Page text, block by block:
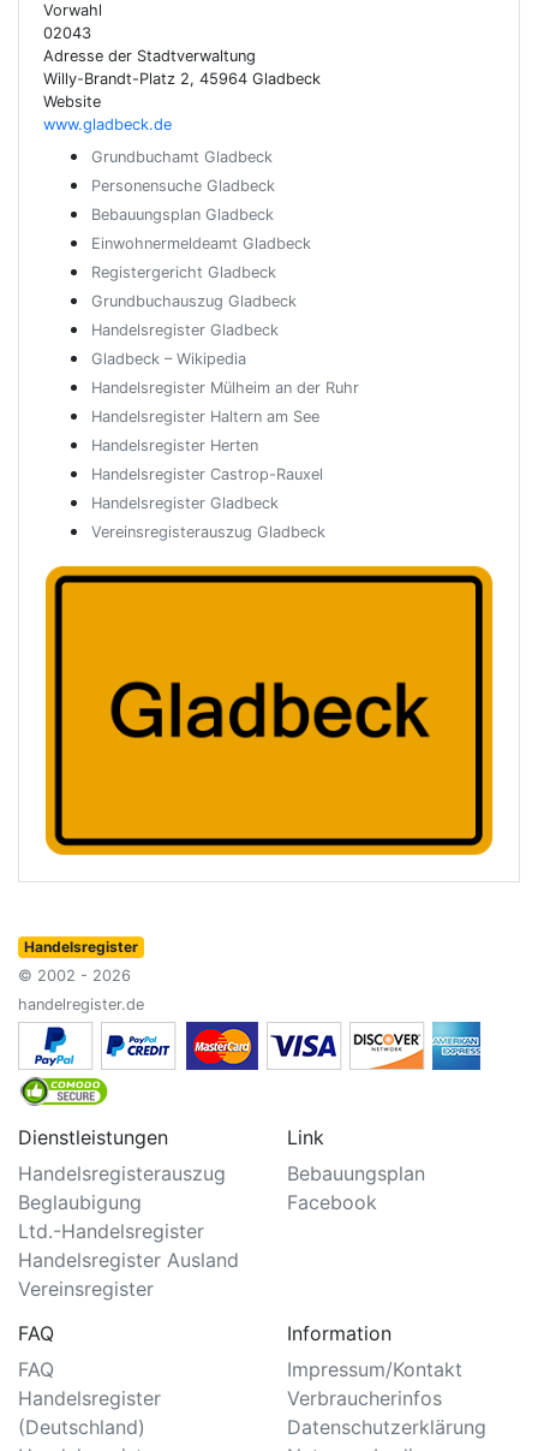
Vorwahl
02043
Adresse der Stadtverwaltung
Willy-Brandt-Platz 2, 45964 Gladbeck
Website
www.gladbeck.de
Grundbuchamt Gladbeck
Personensuche Gladbeck
Bebauungsplan Gladbeck
Einwohnermeldeamt Gladbeck
Registergericht Gladbeck
Grundbuchauszug Gladbeck
Handelsregister Gladbeck
Gladbeck – Wikipedia
Handelsregister Mülheim an der Ruhr
Handelsregister Haltern am See
Handelsregister Herten
Handelsregister Castrop-Rauxel
Handelsregister Gladbeck
Vereinsregisterauszug Gladbeck
Handelsregister
© 2002 - 2026
handelregister.de
Dienstleistungen
Handelsregisterauszug
Beglaubigung
Ltd.-Handelsregister
Handelsregister Ausland
Vereinsregister
Link
Bebauungsplan
Facebook
FAQ
FAQ
Handelsregister
(Deutschland)
Information
Impressum/Kontakt
Verbraucherinfos
Datenschutzerklärung